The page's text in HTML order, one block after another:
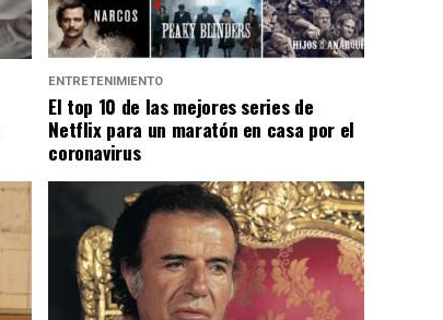
ENTRETENIMIENTO
El top 10 de las mejores series de
Netflix para un maratón en casa por el
coronavirus